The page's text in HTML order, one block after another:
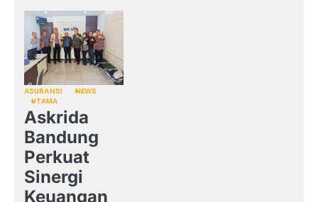
ASURANSI
NEWS
UTAMA
Askrida
Bandung
Perkuat
Sinergi
Keuangan